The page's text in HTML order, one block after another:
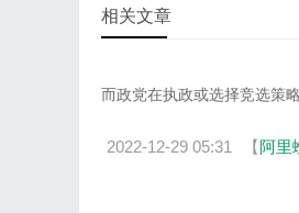
相关文章
而政党在执政或选择竞选策
2022-12-29 05:31 【阿里